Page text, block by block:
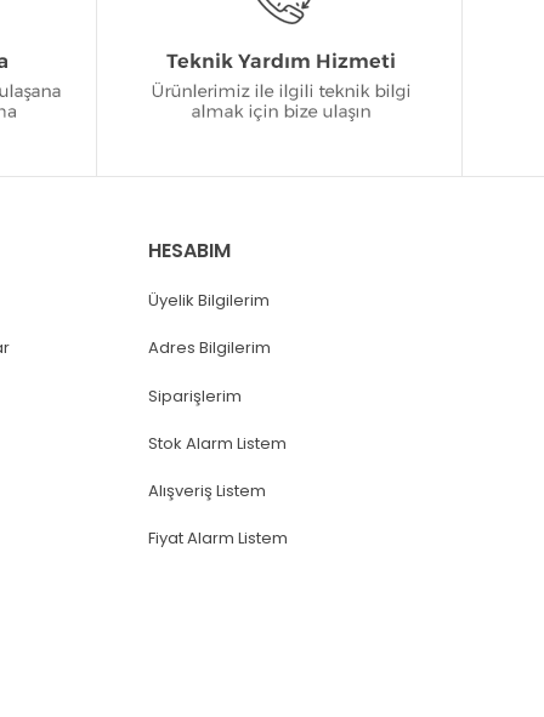
HESABIM
Üyelik Bilgilerim
Adres Bilgilerim
Siparişlerim
Stok Alarm Listem
Alışveriş Listem
Fiyat Alarm Listem